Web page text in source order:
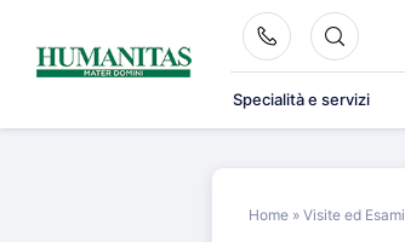
content
Specialità e servizi
Home » Visite ed Esami